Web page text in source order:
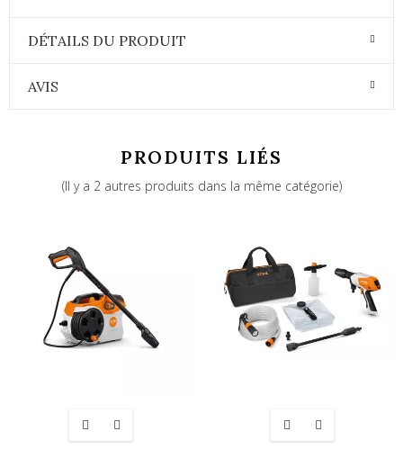
DÉTAILS DU PRODUIT
AVIS
PRODUITS LIÉS
(Il y a 2 autres produits dans la même catégorie)